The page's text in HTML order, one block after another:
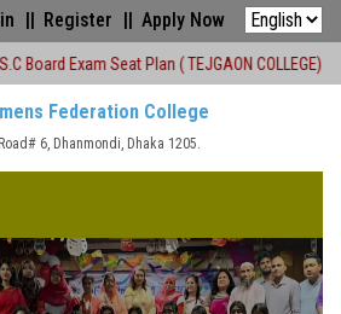
Register Apply Now
Seat Plan ( TEJGAON COLLEGE) #অনার্স
Federation College
6, Dhanmondi, Dhaka 1205.